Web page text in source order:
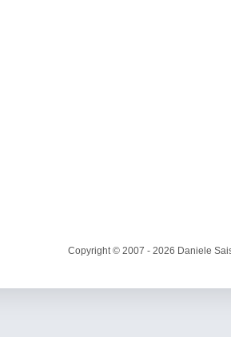
Copyright © 2007 - 2026 Daniele